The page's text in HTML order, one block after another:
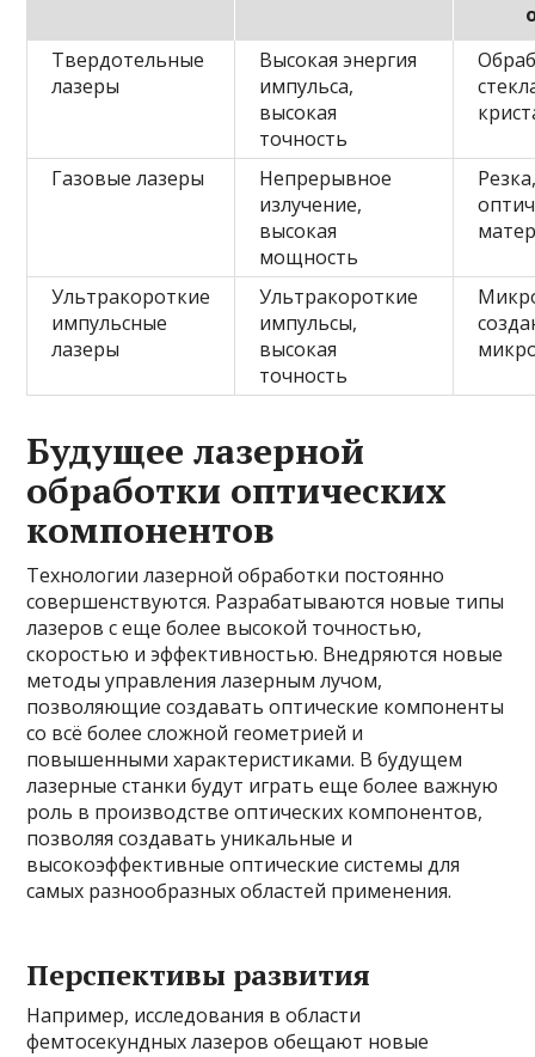
Твердотельные
лазеры
Высокая энергия
импульса,
высокая
точность
Газовые лазеры
Непрерывное
излучение,
высокая
мощность
Ультракороткие
импульсные
лазеры
Ультракороткие
импульсы,
высокая
точность
Будущее лазерной
обработки оптических
компонентов
Технологии лазерной обработки постоянно
совершенствуются. Разрабатываются новые типы
лазеров с еще более высокой точностью,
скоростью и эффективностью. Внедряются новые
методы управления лазерным лучом,
позволяющие создавать оптические компоненты
со всё более сложной геометрией и
повышенными характеристиками. В будущем
лазерные станки будут играть еще более важную
роль в производстве оптических компонентов,
позволяя создавать уникальные и
высокоэффективные оптические системы для
самых разнообразных областей применения.
Перспективы развития
Например, исследования в области
фемтосекундных лазеров обещают новые